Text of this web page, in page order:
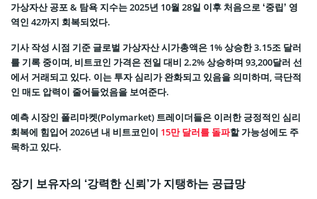
가상자산 공포 & 탐욕 지수는 2025년 10월 28일 이후 처음으로 ‘중립’ 영
역인 42까지 회복되었다.
기사 작성 시점 기준 글로벌 가상자산 시가총액은 1% 상승한 3.15조 달러
를 기록 중이며, 비트코인 가격은 전일 대비 2.2% 상승하며 93,200달러 선
에서 거래되고 있다. 이는 투자 심리가 완화되고 있음을 의미하며, 극단적
인 매도 압력이 줄어들었음을 보여준다.
예측 시장인 폴리마켓(Polymarket) 트레이더들은 이러한 긍정적인 심리
회복에 힘입어 2026년 내 비트코인이 15만 달러를 돌파할 가능성에도 주
목하고 있다.
장기 보유자의 ‘강력한 신뢰’가 지탱하는 공급망